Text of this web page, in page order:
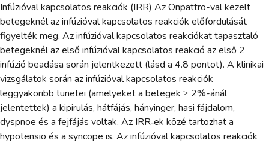
Infúzióval kapcsolatos reakciók (IRR) Az Onpattro-val kezelt
betegeknél az infúzióval kapcsolatos reakciók előfordulását
figyelték meg. Az infúzióval kapcsolatos reakciókat tapasztaló
betegeknél az első infúzióval kapcsolatos reakció az első 2
infúzió beadása során jelentkezett (lásd a 4.8 pontot). A klinikai
vizsgálatok során az infúzióval kapcsolatos reakciók
leggyakoribb tünetei (amelyeket a betegek ≥ 2%-ánál
jelentettek) a kipirulás, hátfájás, hányinger, hasi fájdalom,
dyspnoe és a fejfájás voltak. Az IRR‑ek közé tartozhat a
hypotensio és a syncope is. Az infúzióval kapcsolatos reakciók